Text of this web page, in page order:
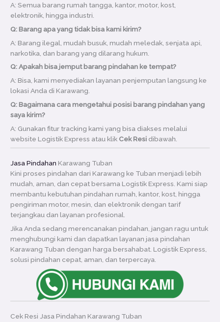
A: Semua barang rumah tangga, kantor, motor, kost,
elektronik, hingga industri.
Q: Barang apa yang tidak bisa kami kirim?
A: Barang ilegal, mudah busuk, mudah meledak, senjata api,
narkotika, dan barang yang dilarang hukum.
Q: Apakah bisa jemput barang pindahan ke tempat?
A: Bisa, kami menyediakan layanan penjemputan langsung ke
lokasi Anda di Karawang.
Q: Bagaimana cara mengetahui posisi barang pindahan yang
saya kirim?
A: Gunakan fitur tracking kami yang bisa diakses melalui
website Logistik Express atau klik Cek Resi dibawah.
Jasa Pindahan Karawang Tuban
Kini proses pindahan dari Karawang ke Tuban menjadi lebih
mudah, aman, dan cepat bersama Logistik Express. Kami siap
membantu kebutuhan pindahan rumah, kantor, kost, hingga
pengiriman motor, mesin, dan elektronik dengan tarif
terjangkau dan layanan profesional.
Jika Anda sedang merencanakan pindahan, jangan ragu untuk
menghubungi kami dan dapatkan layanan jasa pindahan
Karawang Tuban dengan harga bersahabat. Logistik Express,
solusi pindahan cepat, aman, dan terpercaya.
Cek Resi Jasa Pindahan Karawang Tuban